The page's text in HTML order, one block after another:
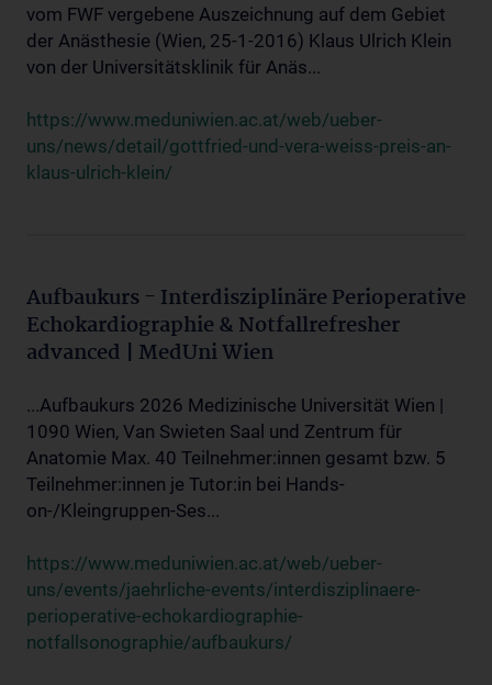
vom FWF vergebene Auszeichnung auf dem Gebiet
der Anästhesie (Wien, 25-1-2016) Klaus Ulrich Klein
von der Universitätsklinik für Anäs...
https://www.meduniwien.ac.at/web/ueber-
uns/news/detail/gottfried-und-vera-weiss-preis-an-
klaus-ulrich-klein/
Aufbaukurs - Interdisziplinäre Perioperative
Echokardiographie & Notfallrefresher
advanced | MedUni Wien
...Aufbaukurs 2026 Medizinische Universität Wien |
1090 Wien, Van Swieten Saal und Zentrum für
Anatomie Max. 40 Teilnehmer:innen gesamt bzw. 5
Teilnehmer:innen je Tutor:in bei Hands-
on-/Kleingruppen-Ses...
https://www.meduniwien.ac.at/web/ueber-
uns/events/jaehrliche-events/interdisziplinaere-
perioperative-echokardiographie-
notfallsonographie/aufbaukurs/